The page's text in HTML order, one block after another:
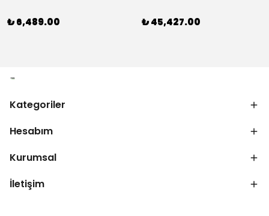
₺ 6,489.00 ₺ 45,427.00
Kategoriler
Hesabım
Kurumsal
İletişim